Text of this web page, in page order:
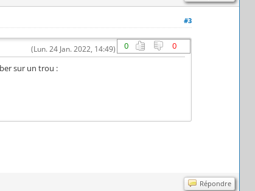
#3
0 0
(Lun. 24 Jan. 2022, 14:49)
sur un trou :
Répondre